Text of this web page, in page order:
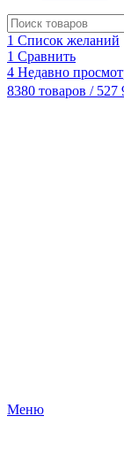
1 Список желаний
1 Сравнить
4 Недавно
8380 товаров / 527
Меню